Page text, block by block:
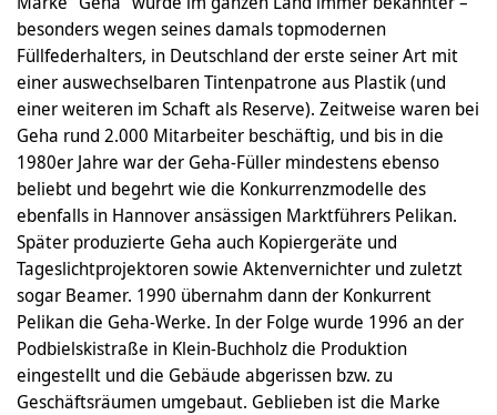
besonders wegen seines damals topmodernen
Füllfederhalters, in Deutschland der erste seiner Art mit
einer auswechselbaren Tintenpatrone aus Plastik (und
einer weiteren im Schaft als Reserve). Zeitweise waren bei
Geha rund 2.000 Mitarbeiter beschäftig, und bis in die
1980er Jahre war der Geha-Füller mindestens ebenso
beliebt und begehrt wie die Konkurrenzmodelle des
ebenfalls in Hannover ansässigen Marktführers Pelikan.
Später produzierte Geha auch Kopiergeräte und
Tageslichtprojektoren sowie Aktenvernichter und zuletzt
sogar Beamer. 1990 übernahm dann der Konkurrent
Pelikan die Geha-Werke. In der Folge wurde 1996 an der
Podbielskistraße in Klein-Buchholz die Produktion
eingestellt und die Gebäude abgerissen bzw. zu
Geschäftsräumen umgebaut. Geblieben ist die Marke